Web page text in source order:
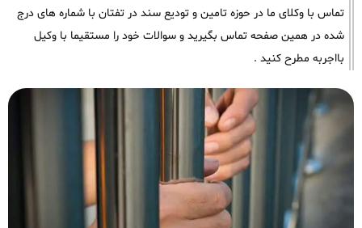
تماس با وکلای ما در حوزه تامین و تودیع سند در تفتان با شماره های درج
شده در همین صفحه تماس بگیرید و سوالات خود را مستقیما با وکیل
بااجربه مطرح کنید .